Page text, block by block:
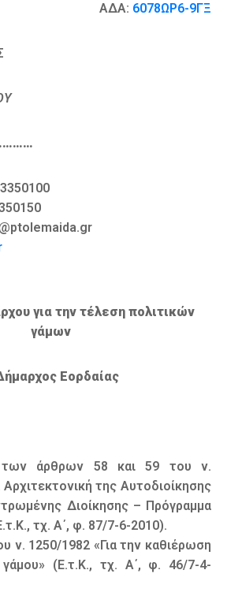
ΑΔΑ: 6078ΩΡ6-9ΓΞ
για την τέλεση πολιτικών
γάµων
Εορδαίας
των άρθρων 58 και 59 του ν.
της Αυτοδιοίκησης
∆ιοίκησης – Πρόγραµµα
τχ. Α΄, φ. 87/7-6-2010).
ν. 1250/1982 «Για την καθιέρωση
γάµου» (Ε.τ.Κ., τχ. Α΄, φ. 46/7-4-